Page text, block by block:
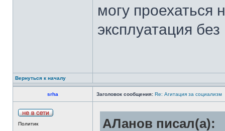
могу проехаться
эксплуатация
Вернуться к началу
srha Заголовок сообщения: Re: Агитация за социализм
Политик АЛанов писал(а):